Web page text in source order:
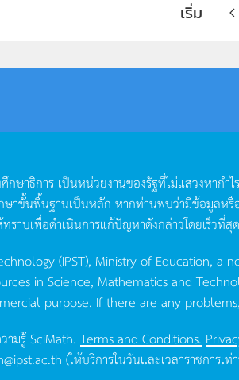
เริ่ม
กษาธิการ เป็นหน่วยงานของรัฐที่ไม่แสวงหากำไร
ษาขั้นพื้นฐานเป็นหลัก หากท่านพบว่ามีข้อมูลหรื
ทราบเพื่อดำเนินการแก้ปัญหาดังกล่าวโดยเร็วที่สุด
(IPST), Ministry of Education, a
in Science, Mathematics and
purpose. If there are any
ามรู้ SciMath.Terms and Conditions.
(ให้บริการในวันและเวลาราชการเท่